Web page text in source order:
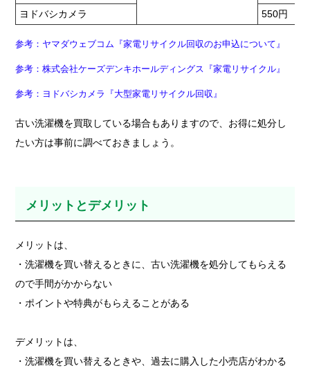
ヨドバシカメラ
550円
参考：ヤマダウェブコム『家電リサイクル回収のお申込について』
参考：株式会社ケーズデンキホールディングス『家電リサイクル』
参考：ヨドバシカメラ『大型家電リサイクル回収』
古い洗濯機を買取している場合もありますので、お得に処分し
たい方は事前に調べておきましょう。
メリットとデメリット
メリットは、
・洗濯機を買い替えるときに、古い洗濯機を処分してもらえる
ので手間がかからない
・ポイントや特典がもらえることがある
デメリットは、
・洗濯機を買い替えるときや、過去に購入した小売店がわかる